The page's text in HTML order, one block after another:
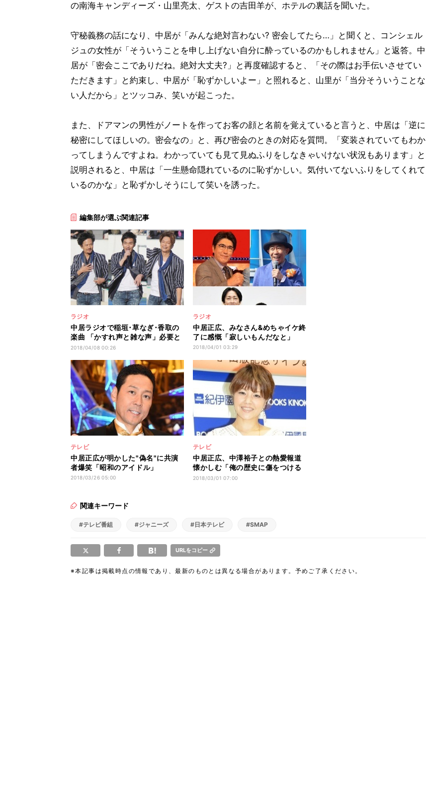
の南海キャンディーズ・山里亮太、ゲストの吉田羊が、ホテルの裏話を聞いた。
守秘義務の話になり、中居が「みんな絶対言わない? 密会してたら…」と聞くと、コンシェル
ジュの女性が「そういうことを申し上げない自分に酔っているのかもしれません」と返答。中
居が「密会ここでありだね。絶対大丈夫?」と再度確認すると、「その際はお手伝いさせてい
ただきます」と約束し、中居が「恥ずかしいよー」と照れると、山里が「当分そういうことな
い人だから」とツッコみ、笑いが起こった。
また、ドアマンの男性がノートを作ってお客の顔と名前を覚えていると言うと、中居は「逆に
秘密にしてほしいの。密会なの」と、再び密会のときの対応を質問。「変装されていてもわか
ってしまうんですよね。わかっていても見て見ぬふりをしなきゃいけない状況もあります」と
説明されると、中居は「一生懸命隠れているのに恥ずかしい。気付いてないふりをしてくれて
いるのかな」と恥ずかしそうにして笑いを誘った。
編集部が選ぶ関連記事
ラジオ
中居ラジオで稲垣･草なぎ･香取の
楽曲 「かすれ声と雑な声」必要と
意見
2018/04/08 00:26
ラジオ
中居正広、みなさん&めちゃイケ終
了に感慨「寂しいもんだなと」
2018/04/01 03:29
テレビ
中居正広が明かした"偽名"に共演
者爆笑「昭和のアイドル」
2018/03/26 05:00
テレビ
中居正広、中澤裕子との熱愛報道
懐かしむ「俺の歴史に傷をつける
な!」
2018/03/01 07:00
関連キーワード
#テレビ番組 #ジャニーズ #日本テレビ #SMAP
URLをコピー
※本記事は掲載時点の情報であり、最新のものとは異なる場合があります。予めご了承ください。